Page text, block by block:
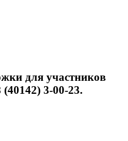
для участников
3-00-23.